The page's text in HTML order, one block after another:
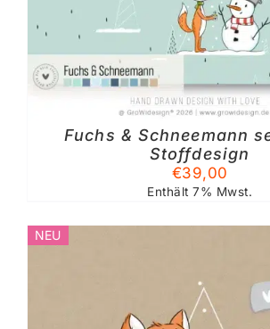
Fuchs & Schneemann
Stoffdesign
€39,00
Enthält 7% Mwst.
NEU